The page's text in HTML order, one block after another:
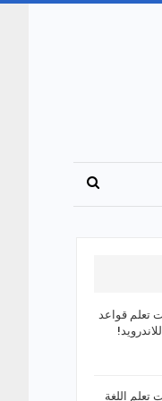
تعلم قواعد
تعلم اللغة